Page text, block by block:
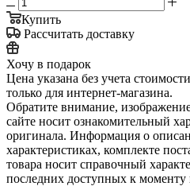
Купить
Рассчитать доставку
Хочу в подарок
Цена указана без учета
только для интернет-магазина.
Обратите внимание,
сайте носит ознакомительный
оригинала. Информация о
характеристиках, комплекте
товара носит справочный
последних доступных к моменту